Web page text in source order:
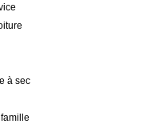
à sec